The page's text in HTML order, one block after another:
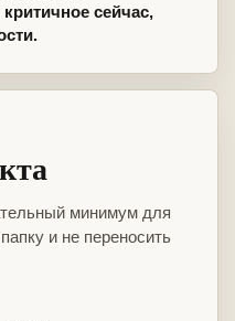
сейчас,
минимум для
и не переносить